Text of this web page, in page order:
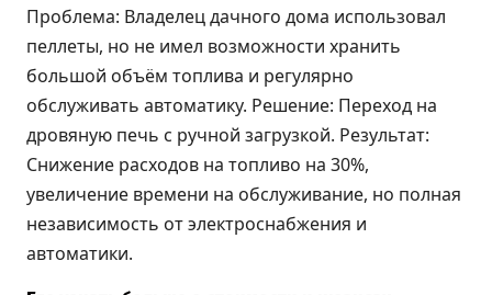
Проблема: Владелец дачного дома использовал
пеллеты, но не имел возможности хранить
большой объём топлива и регулярно
обслуживать автоматику. Решение: Переход на
дровяную печь с ручной загрузкой. Результат:
Снижение расходов на топливо на 30%,
увеличение времени на обслуживание, но полная
независимость от электроснабжения и
автоматики.